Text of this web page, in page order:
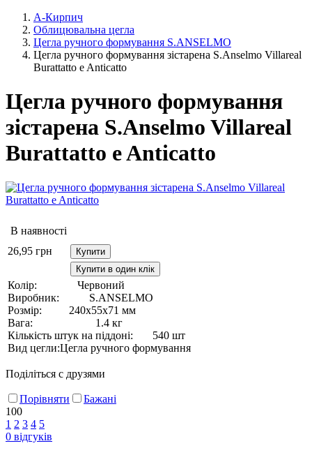
А-Кирпич
Облицювальна цегла
Цегла ручного формування S.ANSELMO
Цегла ручного формування зістарена S.Anselmo Villareal
Burattatto e Anticatto
Цегла ручного формування
зістарена S.Anselmo Villareal
Burattatto e Anticatto
В наявності
26,95 грн
Купити
Купити в один клік
Колір:
Червоний
Виробник:
S.ANSELMO
Розмір:
240х55х71 мм
Вага:
1.4 кг
Кількість штук на піддоні:
540 шт
Вид цегли:Цегла ручного формування
Поділіться с друзями
Порівняти
Бажані
100
1 2 3 4 5
0 відгуків